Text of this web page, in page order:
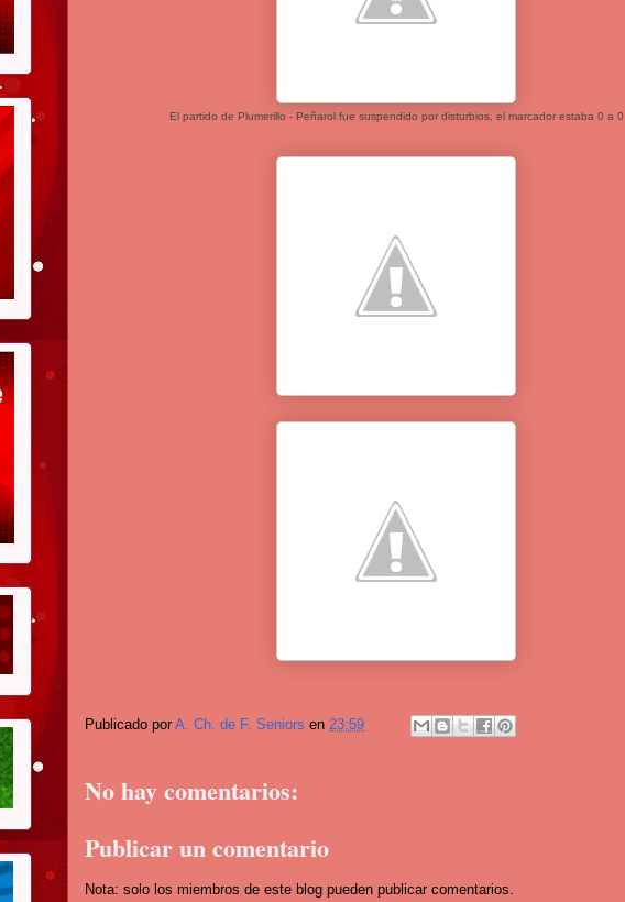
El partido de Plumerillo - Peñarol fue suspendido por disturbios, el marcador estaba 0 a 0
Publicado porA. Ch. de F. Seniors en 23:59
No hay comentarios:
Publicar un comentario
Nota: solo los miembros de este blog pueden publicar comentarios.